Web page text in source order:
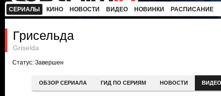
СЕРИАЛЫ КИНО НОВОСТИ ВИДЕО НОВИНКИ РАСПИСАНИЕ
Грисельда
Griselda
Статус: Завершен
ОБЗОР СЕРИАЛА ГИД ПО СЕРИЯМ НОВОСТИ ВИДЕО